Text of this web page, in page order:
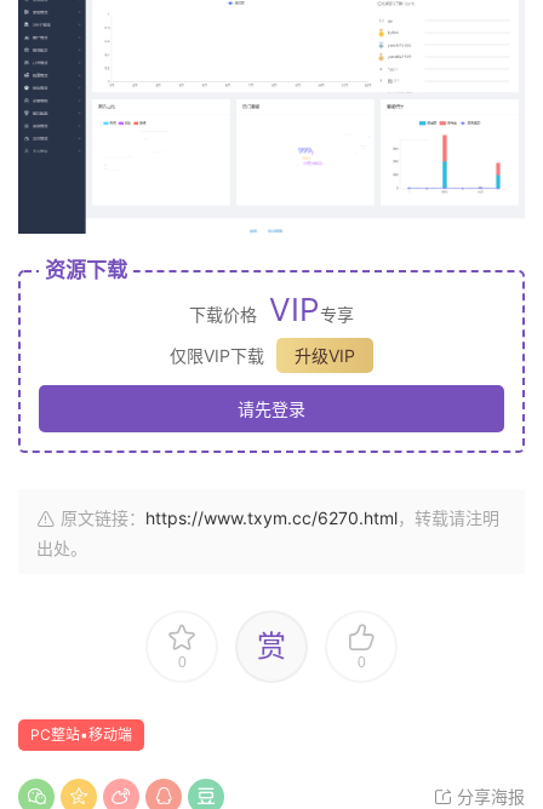
资源下载
下载价格 VIP专享
仅限VIP下载
升级VIP
请先登录
原文链接： https://www.txym.cc/6270.html，转载请注明
出处。
0 赏 0
PC整站▪移动端
分享海报